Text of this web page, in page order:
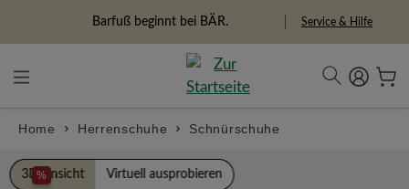
Freiheitspioniere Service & Hilfe
Home Herrenschuhe Schnürschuhe
%
Bildergalerie überspringen
3D Ansicht Virtuell ausprobieren